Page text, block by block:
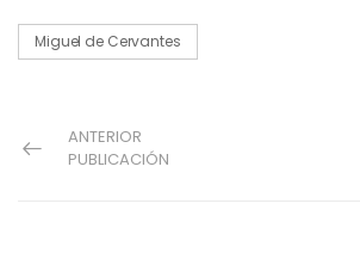
Miguel de Cervantes
ANTERIOR
PUBLICACIÓN